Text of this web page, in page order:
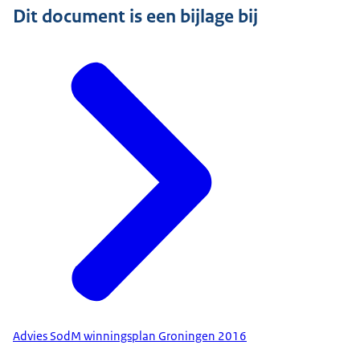
Dit document is een bijlage bij
Advies SodM winningsplan Groningen 2016